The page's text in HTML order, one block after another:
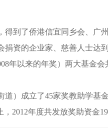
到了侨港信宜同乡会、广
资的企业家、慈善人士达
年以来的年奖）两大基金会
成立了45家奖教助学基
2012年度共发放奖助资金